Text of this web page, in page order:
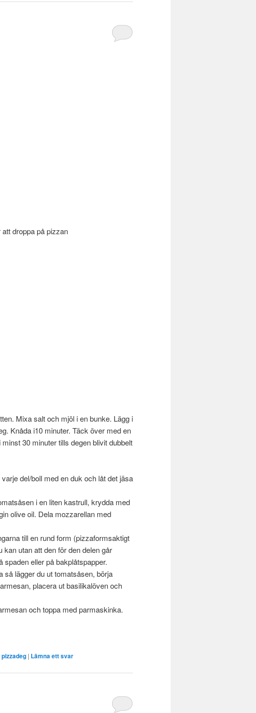
droppa på pizzan
Mixa salt och mjöl i en bunke. Lägg i
Knåda i10 minuter. Täck över med en
30 minuter tills degen blivit dubbelt
del/boll med en duk och låt det jäsa
i en liten kastrull, krydda med
olive oil. Dela mozzarellan med
till en rund form (pizzaformsaktigt
utan att den för den delen går
spaden eller på bakplåtspapper.
så lägger du ut tomatsåsen, börja
placera ut basilikalöven och
och toppa med parmaskinka.
pizzadeg | Lämna ett svar